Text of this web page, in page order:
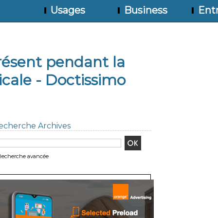
Usages Business
pendant la
- Doctissimo
Archives
avancée